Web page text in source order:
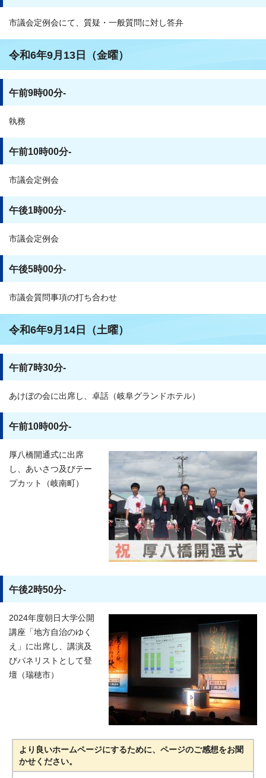
市議会定例会にて、質疑・一般質問に対し答弁
令和6年9月13日（金曜）
午前9時00分-
執務
午前10時00分-
市議会定例会
午後1時00分-
市議会定例会
午後5時00分-
市議会質問事項の打ち合わせ
令和6年9月14日（土曜）
午前7時30分-
あけぼの会に出席し、卓話（岐阜グランドホテル）
午前10時00分-
厚八橋開通式に出席
し、あいさつ及びテー
プカット（岐南町）
午後2時50分-
2024年度朝日大学公開
講座「地方自治のゆく
え」に出席し、講演及
びパネリストとして登
壇（瑞穂市）
より良いホームページにするために、ページのご感想をお聞
かせください。